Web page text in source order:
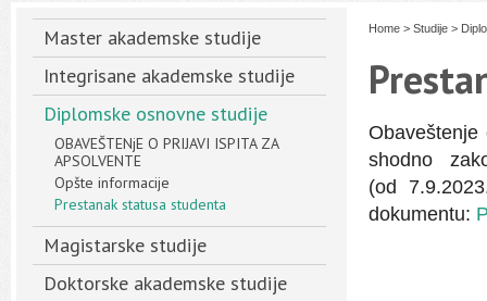
Master akademske studije
Integrisane akademske studije
Diplomske osnovne studije
OBAVEŠTENjE O PRIJAVI ISPITA ZA
APSOLVENTE
Opšte informacije
Prestanak statusa studenta
Magistarske studije
Doktorske akademske studije
Home > Studije >
shodno
(od
dokumentu: